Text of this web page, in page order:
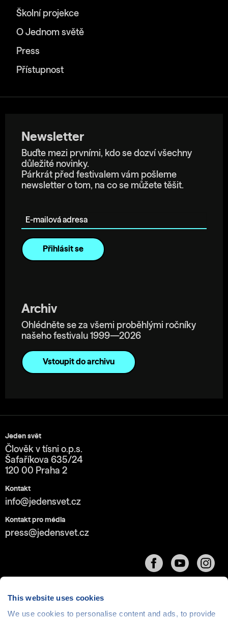
This website uses cookies
We use cookies to personalise content and ads, to provide
Školní projekce
O Jednom světě
Press
Přístupnost
Newsletter
Buďte mezi prvními, kdo se dozví všechny
důležité novinky.
Párkrát před festivalem vám pošleme
newsletter o tom, na co se můžete těšit.
Archiv
Ohlédněte se za všemi proběhlými ročníky
našeho festivalu 1999—2026
Vstoupit do archivu
Jeden svět
Člověk v tísni o.p.s.
Šafaříkova 635/24
120 00 Praha 2
Kontakt
info@jedensvet.cz
Kontakt pro média
press@jedensvet.cz